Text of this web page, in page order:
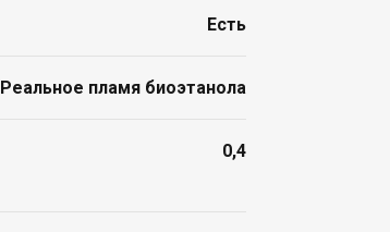
Есть
Реальное пламя биоэтанола
0,4